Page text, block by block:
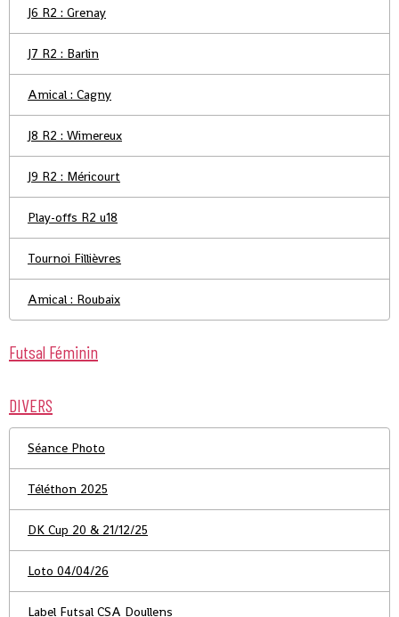
J6 R2 : Grenay
J7 R2 : Barlin
Amical : Cagny
J8 R2 : Wimereux
J9 R2 : Méricourt
Play-offs R2 u18
Tournoi Fillièvres
Amical : Roubaix
Futsal Féminin
DIVERS
Séance Photo
Téléthon 2025
DK Cup 20 & 21/12/25
Loto 04/04/26
Label Futsal CSA Doullens